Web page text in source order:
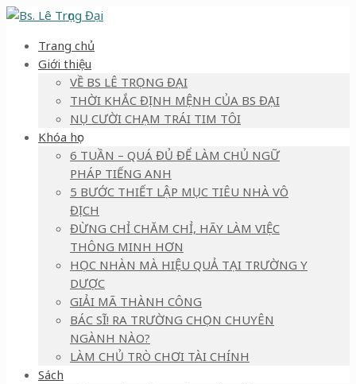
Trang chủ
Giới thiệu
VỀ BS LÊ TRỌNG ĐẠI
THỜI KHẮC ĐỊNH MỆNH CỦA BS ĐẠI
NỤ CƯỜI CHẠM TRÁI TIM TÔI
Khóa học
6 TUẦN – QUÁ ĐỦ ĐỂ LÀM CHỦ NGỮ
PHÁP TIẾNG ANH
5 BƯỚC THIẾT LẬP MỤC TIÊU NHÀ VÔ
ĐỊCH
ĐỪNG CHỈ CHĂM CHỈ, HÃY LÀM VIỆC
THÔNG MINH HƠN
HỌC NHÀN MÀ HIỆU QUẢ TẠI TRƯỜNG Y
DƯỢC
GIẢI MÃ THÀNH CÔNG
BÁC SĨ! RA TRƯỜNG CHỌN CHUYÊN
NGÀNH NÀO?
LÀM CHỦ TRÒ CHƠI TÀI CHÍNH
Sách